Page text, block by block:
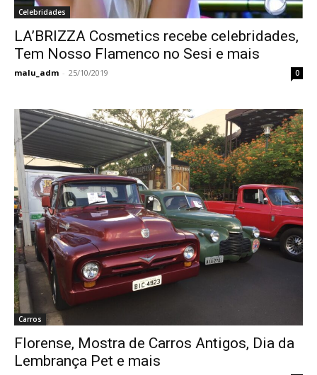
Celebridades
LA’BRIZZA Cosmetics recebe celebridades,
Tem Nosso Flamenco no Sesi e mais
malu_adm - 25/10/2019 0
Carros
Florense, Mostra de Carros Antigos, Dia da
Lembrança Pet e mais